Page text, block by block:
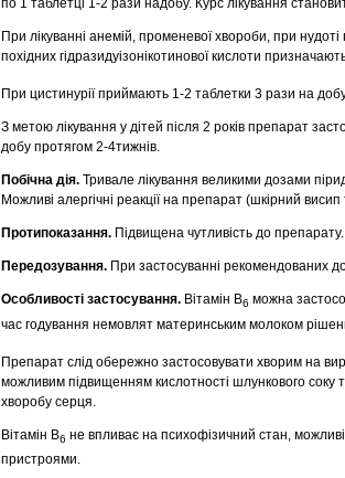
по 1 таблетці 1-2 рази надобу. Курс лікування
При лікуванні анемій, променевої хвороби, при нудоті
похідних гідразидуізонікотинової кислоти
При цистинурії приймають 1-2 таблетки 3 рази на
З метою лікування у дітей після 2 років препарат
добу протягом 2-4тижнів.
Побічна дія. Тривале лікування великими дозами
Можливі алергічні реакції на препарат (шкірний висип
Протипоказання. Підвищена чутливість до препарату.
Передозування. При застосуванні рекомендованих
Особливості застосування. Вітамін В6 можна
час годування немовлят материнським молоком
Препарат слід обережно застосовувати хворим на
можливим підвищенням кислотності шлункового соку
хворобу серця.
Вітамін В6 не впливає на психофізичний стан,
пристроями.